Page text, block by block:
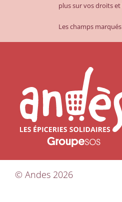
plus sur vos droits
Les champs
© Andes 2026